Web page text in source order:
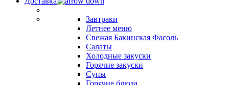
Завтраки
Летнее меню
Свежая Бакинская Фасоль
Салаты
Холодные закуски
Горячие закуски
Супы
Горячие блюда